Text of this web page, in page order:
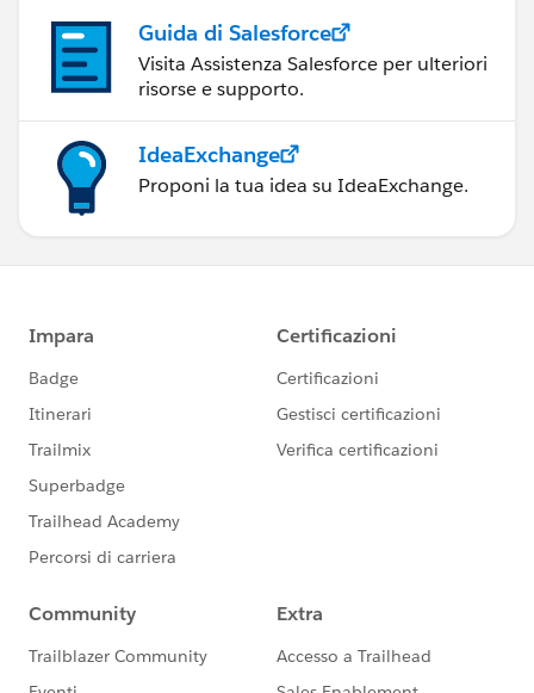
Guida di Salesforce
Visita Assistenza Salesforce per ulteriori
risorse e supporto.
IdeaExchange
Proponi la tua idea su IdeaExchange.